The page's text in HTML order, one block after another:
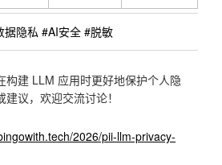
据隐私 #AI安全 #脱敏
构建 LLM 应用时更好地保护个人隐
议，欢迎交流讨论！
2026/pii-llm-privacy-